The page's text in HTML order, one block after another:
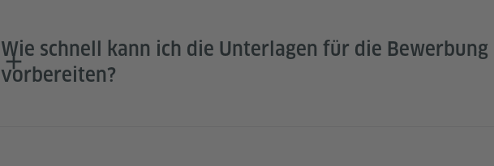
Wie schnell kann ich die Unterlagen für die Bewerbung
vorbereiten?